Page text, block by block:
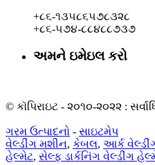
+૮૬-૧૩૫૮૬૫૭૮૩૨૮
+૮૬-૫૭૪-૮૮૪૮૮૭૩૭
અમને ઇમેઇલ કરો
© કૉપિરાઇટ - ૨૦૧૦-૨૦૨૨ :
ગરમ ઉત્પાદનો - સાઇટમેપ
વેલ્ડીંગ મશીન, કેબલ, આર્ક
હેલ્મેટ, સેલ્ફ ડાર્કનિંગ વેલ્ડીંગ